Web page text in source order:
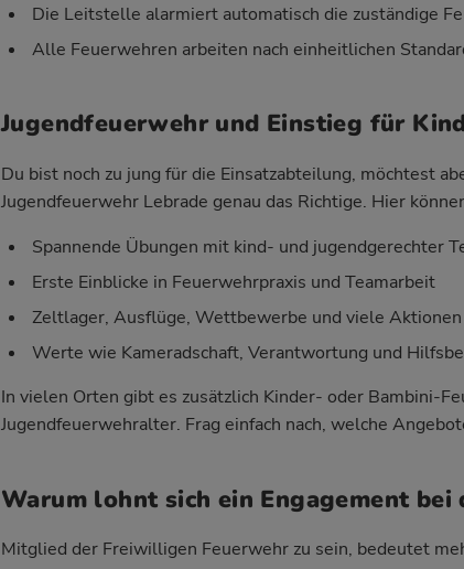
Die Leitstelle alarmiert automatisch die zuständige
Alle Feuerwehren arbeiten nach einheitlichen
Jugendfeuerwehr und Einstieg für
Du bist noch zu jung für die Einsatzabteilung, möchtest
Jugendfeuerwehr Lebrade genau das Richtige. Hier
Spannende Übungen mit kind- und jugendgerechter
Erste Einblicke in Feuerwehrpraxis und Teamarbeit
Zeltlager, Ausflüge, Wettbewerbe und viele Aktionen
Werte wie Kameradschaft, Verantwortung und
In vielen Orten gibt es zusätzlich Kinder- oder Bambini-
Jugendfeuerwehralter. Frag einfach nach, welche
Warum lohnt sich ein Engagement
Mitglied der Freiwilligen Feuerwehr zu sein, bedeutet